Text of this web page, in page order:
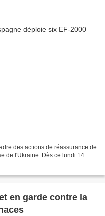
des actions de réassurance de
de l'Ukraine. Dès ce lundi 14
en garde contre la